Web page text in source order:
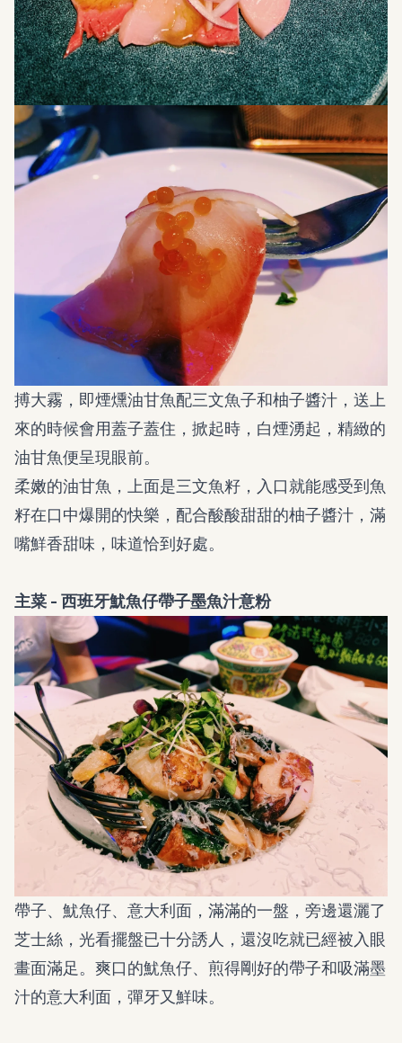
搏大霧，即煙燻油甘魚配三文魚子和柚子醬汁，送上
來的時候會用蓋子蓋住，掀起時，白煙湧起，精緻的
油甘魚便呈現眼前。
柔嫩的油甘魚，上面是三文魚籽，入口就能感受到魚
籽在口中爆開的快樂，配合酸酸甜甜的柚子醬汁，滿
嘴鮮香甜味，味道恰到好處。
主菜 - 西班牙魷魚仔帶子墨魚汁意粉
帶子、魷魚仔、意大利面，滿滿的一盤，旁邊還灑了
芝士絲，光看擺盤已十分誘人，還沒吃就已經被入眼
畫面滿足。爽口的魷魚仔、煎得剛好的帶子和吸滿墨
汁的意大利面，彈牙又鮮味。